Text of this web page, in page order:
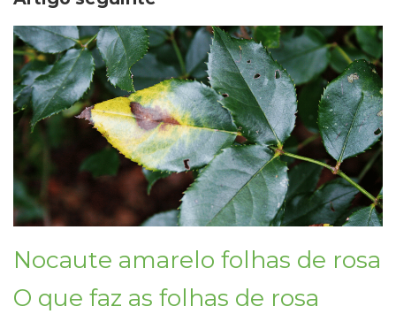
Nocaute amarelo folhas de rosa
O que faz as folhas de rosa